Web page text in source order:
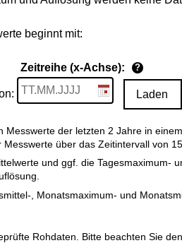
beginnt mit:
Zeitreihe (x-Achse): ?
Laden
Messwerte der letzten 2 Jahre in
über das Zeitintervall von
und ggf. die Tagesmaximum-
, Monatsmaximum- und
Rohdaten. Bitte beachten Sie den